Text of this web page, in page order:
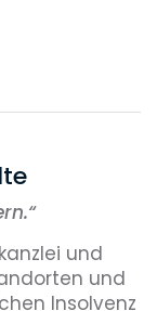
und
und
Insolvenz